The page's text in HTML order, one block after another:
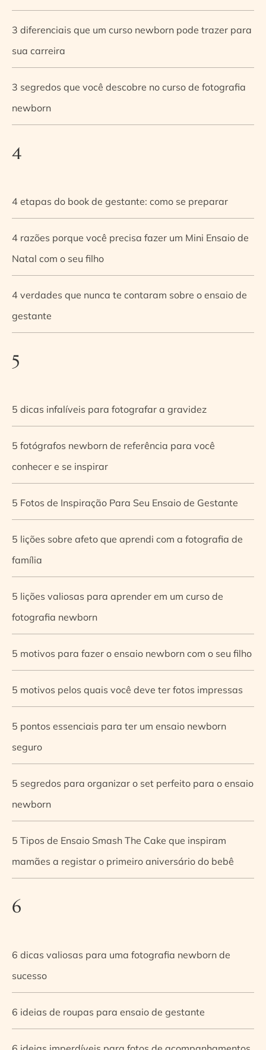
3 diferenciais que um curso newborn pode trazer para
sua carreira
3 segredos que você descobre no curso de fotografia
newborn
4
4 etapas do book de gestante: como se preparar
4 razões porque você precisa fazer um Mini Ensaio de
Natal com o seu filho
4 verdades que nunca te contaram sobre o ensaio de
gestante
5
5 dicas infalíveis para fotografar a gravidez
5 fotógrafos newborn de referência para você
conhecer e se inspirar
5 Fotos de Inspiração Para Seu Ensaio de Gestante
5 lições sobre afeto que aprendi com a fotografia de
família
5 lições valiosas para aprender em um curso de
fotografia newborn
5 motivos para fazer o ensaio newborn com o seu filho
5 motivos pelos quais você deve ter fotos impressas
5 pontos essenciais para ter um ensaio newborn
seguro
5 segredos para organizar o set perfeito para o ensaio
newborn
5 Tipos de Ensaio Smash The Cake que inspiram
mamães a registar o primeiro aniversário do bebê
6
6 dicas valiosas para uma fotografia newborn de
sucesso
6 ideias de roupas para ensaio de gestante